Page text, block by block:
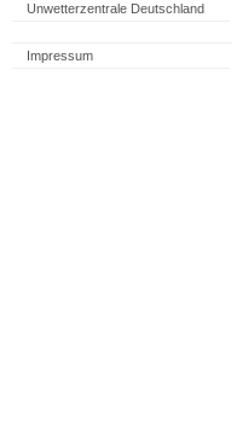
Unwetterzentrale Deutschland
Impressum